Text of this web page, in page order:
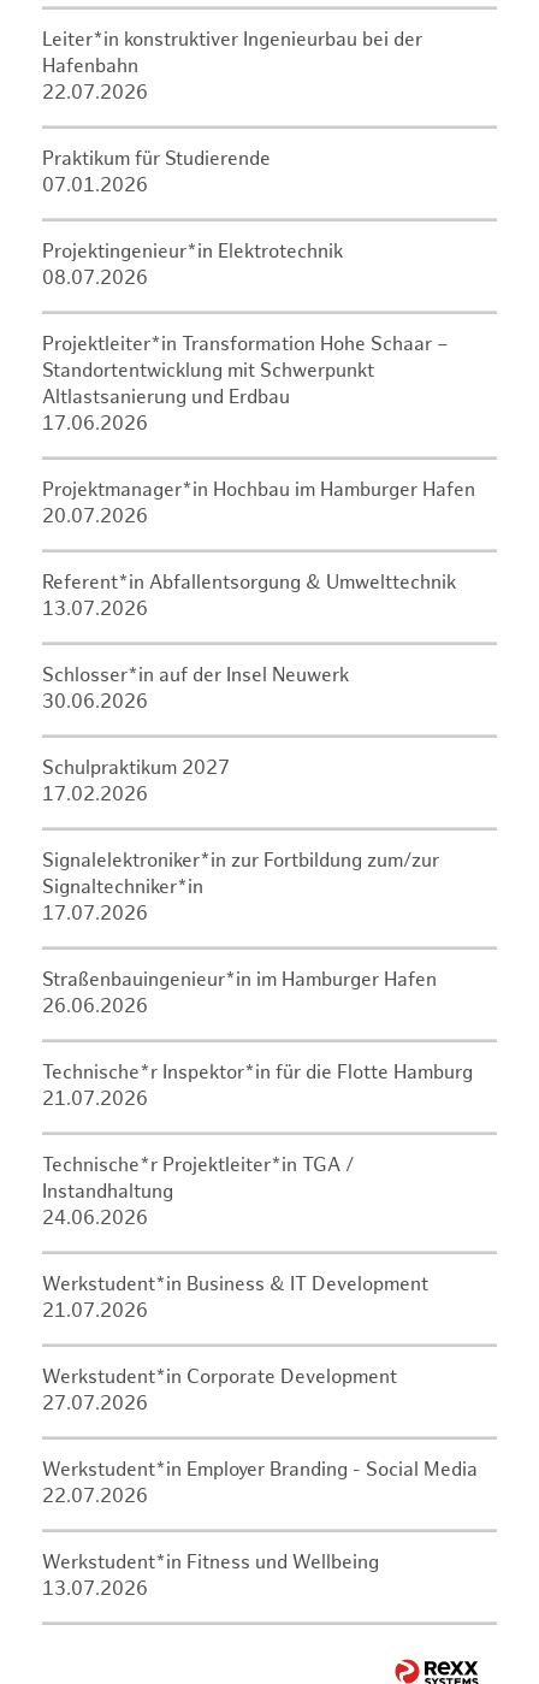
Leiter*in konstruktiver Ingenieurbau bei der
Hafenbahn
22.07.2026
Praktikum für Studierende
07.01.2026
Projektingenieur*in Elektrotechnik
08.07.2026
Projektleiter*in Transformation Hohe Schaar –
Standortentwicklung mit Schwerpunkt
Altlastsanierung und Erdbau
17.06.2026
Projektmanager*in Hochbau im Hamburger Hafen
20.07.2026
Referent*in Abfallentsorgung & Umwelttechnik
13.07.2026
Schlosser*in auf der Insel Neuwerk
30.06.2026
Schulpraktikum 2027
17.02.2026
Signalelektroniker*in zur Fortbildung zum/zur
Signaltechniker*in
17.07.2026
Straßenbauingenieur*in im Hamburger Hafen
26.06.2026
Technische*r Inspektor*in für die Flotte Hamburg
21.07.2026
Technische*r Projektleiter*in TGA /
Instandhaltung
24.06.2026
Werkstudent*in Business & IT Development
21.07.2026
Werkstudent*in Corporate Development
27.07.2026
Werkstudent*in Employer Branding - Social Media
22.07.2026
Werkstudent*in Fitness und Wellbeing
13.07.2026